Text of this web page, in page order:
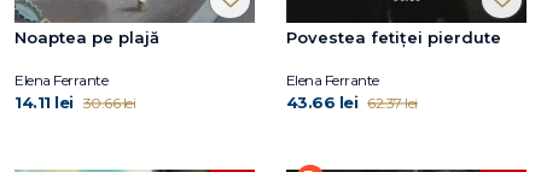
Noaptea pe plajă
Elena Ferrante
14.11 lei 30.66 lei
Povestea fetiței pierdute
Elena Ferrante
43.66 lei 62.37 lei